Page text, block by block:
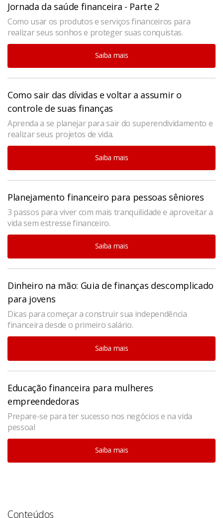
Jornada da saúde financeira - Parte 2
Como usar os produtos e serviços financeiros para
realizar seus sonhos e proteger suas conquistas.
Saiba mais
Como sair das dívidas e voltar a assumir o
controle de suas finanças
Aprenda a se planejar para sair do superendividamento e
realizar seus projetos de vida.
Saiba mais
Planejamento financeiro para pessoas sêniores
3 passos para viver com mais tranquilidade e aproveitar a
vida sem estresse financeiro.
Saiba mais
Dinheiro na mão: Guia de finanças descomplicado
para jovens
Dicas para começar a construir sua independência
financeira desde o primeiro salário.
Saiba mais
Educação financeira para mulheres
empreendedoras
Prepare-se para ter sucesso nos negócios e na vida
pessoal
Saiba mais
Conteúdos